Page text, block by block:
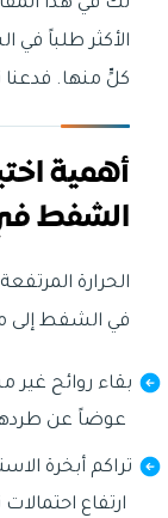
لك في هذا
الأكثر طلباً
كلٍّ منها. فدعنا
أهمية
الشفط
الحرارة
في الشفط إلى
بقاء روائح غير
عوضاً عن
تراكم أبخرة
ارتفاع